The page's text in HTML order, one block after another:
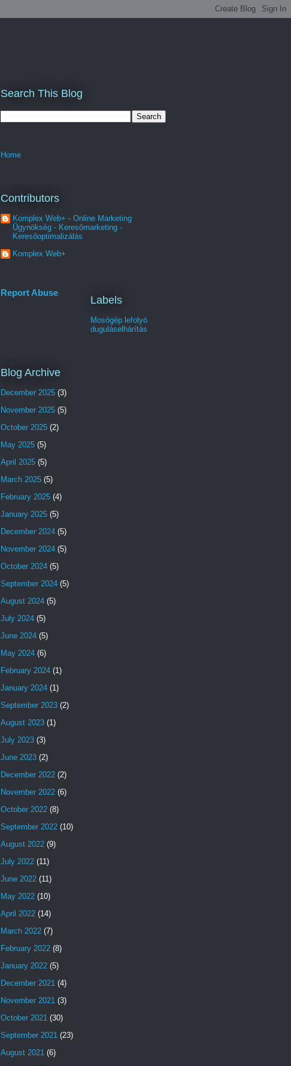
Search This Blog
Home
Contributors
Komplex Web+ - Online Marketing
Ügynökség - Keresőmarketing -
Keresőoptimalizálás
Komplex Web+
Report Abuse
Labels
Mosógép lefolyó
duguláselhárítás
Blog Archive
December 2025 (3)
November 2025 (5)
October 2025 (2)
May 2025 (5)
April 2025 (5)
March 2025 (5)
February 2025 (4)
January 2025 (5)
December 2024 (5)
November 2024 (5)
October 2024 (5)
September 2024 (5)
August 2024 (5)
July 2024 (5)
June 2024 (5)
May 2024 (6)
February 2024 (1)
January 2024 (1)
September 2023 (2)
August 2023 (1)
July 2023 (3)
June 2023 (2)
December 2022 (2)
November 2022 (6)
October 2022 (8)
September 2022 (10)
August 2022 (9)
July 2022 (11)
June 2022 (11)
May 2022 (10)
April 2022 (14)
March 2022 (7)
February 2022 (8)
January 2022 (5)
December 2021 (4)
November 2021 (3)
October 2021 (30)
September 2021 (23)
August 2021 (6)